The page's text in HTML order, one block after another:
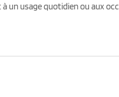
un usage quotidien ou aux